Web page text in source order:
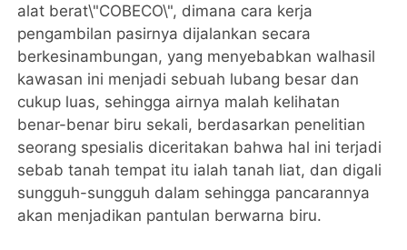
alat berat\"COBECO\", dimana cara kerja
pengambilan pasirnya dijalankan secara
berkesinambungan, yang menyebabkan walhasil
kawasan ini menjadi sebuah lubang besar dan
cukup luas, sehingga airnya malah kelihatan
benar-benar biru sekali, berdasarkan penelitian
seorang spesialis diceritakan bahwa hal ini terjadi
sebab tanah tempat itu ialah tanah liat, dan digali
sungguh-sungguh dalam sehingga pancarannya
akan menjadikan pantulan berwarna biru.